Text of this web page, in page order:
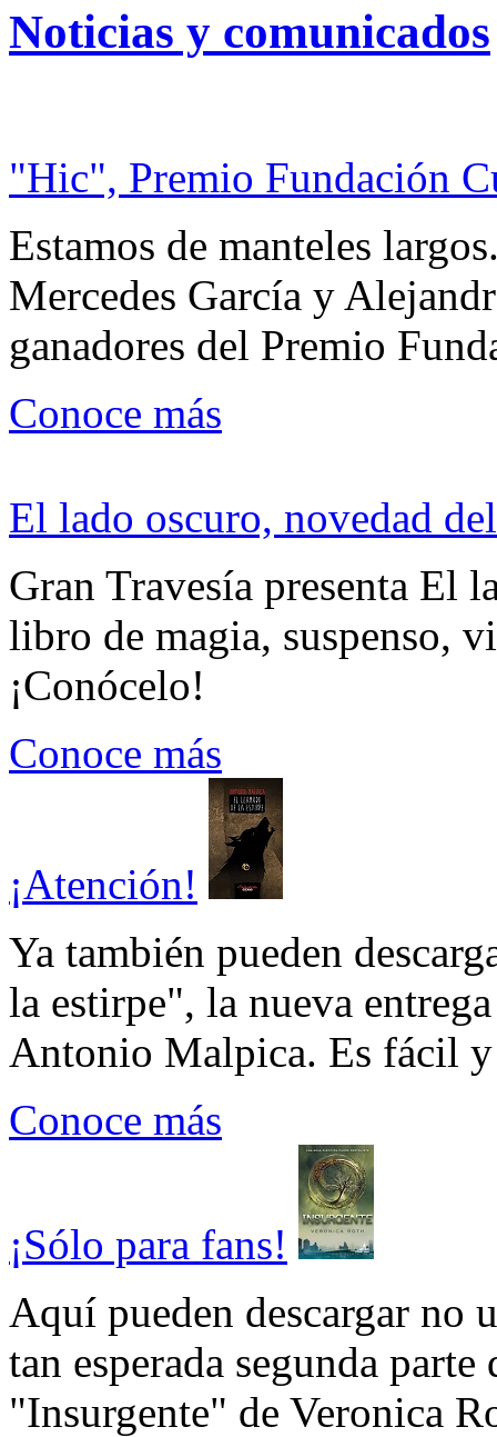
Noticias y comunicados
"Hic", Premio Fundación
Estamos de manteles
Mercedes García y
ganadores del Premio
Conoce más
El lado oscuro, novedad
Gran Travesía presenta El
libro de magia, suspenso,
¡Conócelo!
Conoce más
¡Atención!
Ya también pueden
la estirpe", la nueva
Antonio Malpica. Es fácil
Conoce más
¡Sólo para fans!
Aquí pueden descargar no
tan esperada segunda
"Insurgente" de Veronica